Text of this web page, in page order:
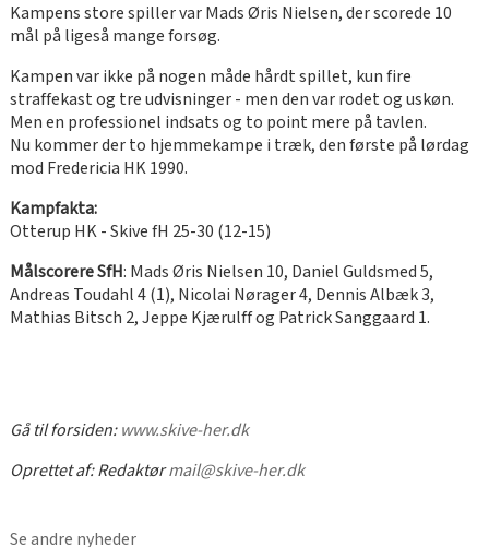
Kampens store spiller var Mads Øris Nielsen, der scorede 10
mål på ligeså mange forsøg.
Kampen var ikke på nogen måde hårdt spillet, kun fire
straffekast og tre udvisninger - men den var rodet og uskøn.
Men en professionel indsats og to point mere på tavlen.
Nu kommer der to hjemmekampe i træk, den første på lørdag
mod Fredericia HK 1990.
Kampfakta:
Otterup HK - Skive fH 25-30 (12-15)
Målscorere SfH: Mads Øris Nielsen 10, Daniel Guldsmed 5,
Andreas Toudahl 4 (1), Nicolai Nørager 4, Dennis Albæk 3,
Mathias Bitsch 2, Jeppe Kjærulff og Patrick Sanggaard 1.
Gå til forsiden:www.skive-her.dk
Oprettet af:Redaktørmail@skive-her.dk
Se andre nyheder